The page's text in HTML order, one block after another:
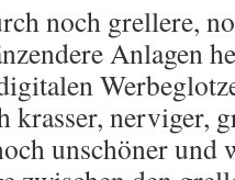
noch grellere,
Anlagen
krasser, nerviger,
unschöner und